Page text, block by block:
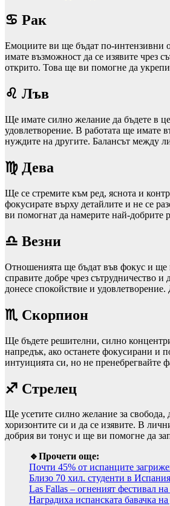
♋ Рак
Емоциите ви ще бъдат по-интензивни
имате възможност да се изявите чрез
открито. Това ще ви помогне да
♌ Лъв
Ще имате силно желание да бъдете в
удовлетворение. В работата ще имате
нуждите на другите. Балансът между
♍ Дева
Ще се стремите към ред, яснота и
фокусирате върху детайлите и не се
ви помогнат да намерите най-
♎ Везни
Отношенията ще бъдат във фокус и ще
справите добре чрез сътрудничество
донесе спокойствие и
♏ Скорпион
Ще бъдете решителни, силно
напредък, ако останете фокусирани и
интуицията си, но не пренебрегвайте
♐ Стрелец
Ще усетите силно желание за
хоризонтите си и да се изявите. В
добрия ви тонус и ще ви помогне да
🔹Прочети още:
Почти 45% от испанците
Близо 70 хил. студенти в
Las Fallas – огненият фестивал
Наградиха испанската бавачка